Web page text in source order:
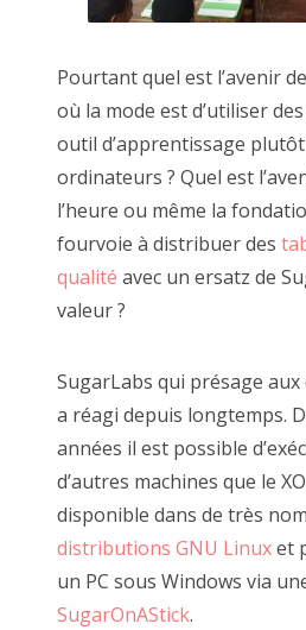
Pourtant quel est l’avenir
où la mode est d’utiliser
outil d’apprentissage
ordinateurs ? Quel est
l’heure ou même la
fourvoie à distribuer des
qualité avec un ersatz de
valeur ?
SugarLabs qui présage
a réagi depuis longtemps.
années il est possible
d’autres machines que le
disponible dans de très
distributions GNU Linuxet
un PC sous Windows via
SugarOnAStick.